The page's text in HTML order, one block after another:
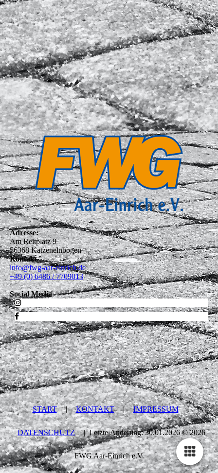
Adresse:
Am Reitplatz 9
56368 Katzenelnbogen
Kontakt
info@fwg-aar-einrich.de
+49 (0) 6486 / 7709013
Social Media
START | KONTAKT | IMPRESSUM |
DATENSCHUTZ | Letzte Änderung: 30.01.2026 © 2026
FWG Aar-Einrich e.V.